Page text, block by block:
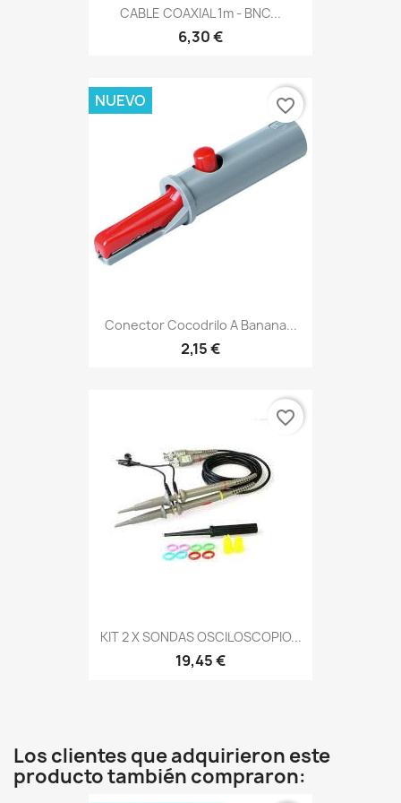
CABLE COAXIAL 1m - BNC...
6,30 €
Conector Cocodrilo A Banana...
2,15 €
NUEVO favorite_border
KIT 2 X SONDAS OSCILOSCOPIO...
19,45 €
favorite_border
Los clientes que adquirieron este
producto también compraron: